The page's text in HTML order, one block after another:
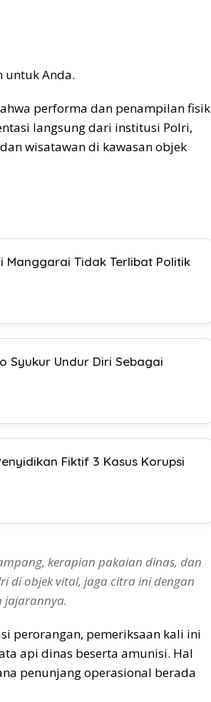
Anda.
performa dan penampilan fisik
langsung dari institusi Polri,
wisatawan di kawasan objek
Manggarai Tidak Terlibat Politik
Syukur Undur Diri Sebagai
Fiktif 3 Kasus Korupsi
kerapian pakaian dinas, dan
di objek vital, jaga citra ini dengan
jajarannya.
perorangan, pemeriksaan kali ini
api dinas beserta amunisi. Hal
penunjang operasional berada